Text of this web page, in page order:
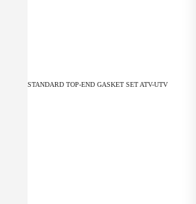
STANDARD TOP-END GASKET SET ATV-UTV